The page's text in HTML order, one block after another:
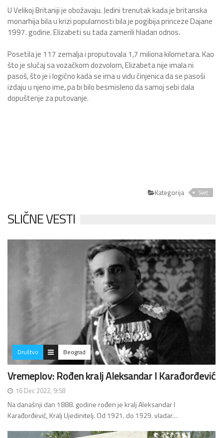
U Velikoj Britaniji je obožavaju. Jedini trenutak kada je britanska
monarhija bila u krizi popularnosti bila je pogibija princeze Dajane
1997. godine. Elizabeti su tada zamerili hladan odnos.
Posetila je 117 zemalja i proputovala 1,7 miliona kilometara. Kao
što je slučaj sa vozačkom dozvolom, Elizabeta nije imala ni
pasoš, što je i logično kada se ima u vidu činjenica da se pasoši
izdaju u njeno ime, pa bi bilo besmisleno da samoj sebi dala
dopuštenje za putovanje.
Kategorija Svet
SLIČNE VESTI
Društvo Beograd
Vremeplov: Rođen kralj Aleksandar I Karađorđević
16 Dec 2022, 9:58
Na današnji dan 1888. godine rođen je kralj Aleksandar I
Karađorđević, Kralj Ujedinitelj. Od 1921. do 1929. vladar…